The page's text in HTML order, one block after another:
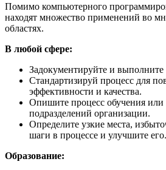
Помимо компьютерного
находят множество применений во
областях.
В любой сфере:
Задокументируйте и выполните
Стандартизируй процесс для
эффективности и качества.
Опишите процесс обучения или
подразделений организации.
Определите узкие места,
шаги в процессе и улучшите его.
Образование: